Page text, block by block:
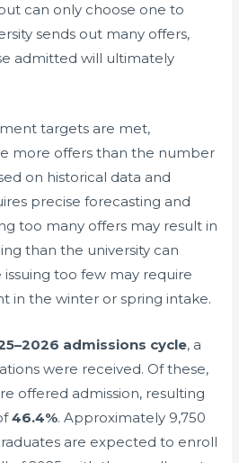
can only choose one to
sends out many offers,
admitted will ultimately
targets are met,
more offers than the number
on historical data and
precise forecasting and
too many offers may result in
than the university can
too few may require
in the winter or spring intake.
admissions cycle, a
were received. Of these,
offered admission, resulting
46.4%. Approximately 9,750
are expected to enroll